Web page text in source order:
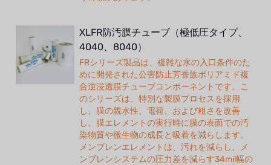
XLFR防汚膜チューブ（極低圧タイプ、
4040、8040）
FRシリーズ製品は、複雑な水の入口条件のた
めに開発された公害防止芳香族ポリアミド複
合逆浸透膜チューブコンポーネントです。こ
のシリーズは、特別な製膜プロセスを採用
し、膜の親水性、電荷、および粗さを改善
し、膜エレメントの実行時に膜の表面での汚
染物質や微生物の成長と吸着を減らします。
メンブレンエレメントは、汚れを減らし、メ
ンブレンシステムの圧力差を減らす34mil幅の